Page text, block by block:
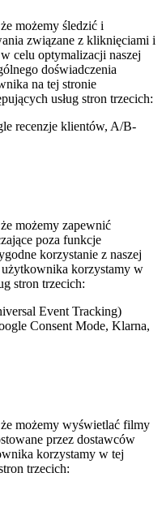
możemy śledzić i
związane z kliknięciami i
celu optymalizacji naszej
doświadczenia
na tej stronie
usług stron trzecich:
recenzje klientów, A/B-
możemy zapewnić
poza funkcje
korzystanie z naszej
korzystamy w
stron trzecich:
Event Tracking)
Consent Mode, Klarna,
możemy wyświetlać filmy
przez dostawców
korzystamy w tej
trzecich: